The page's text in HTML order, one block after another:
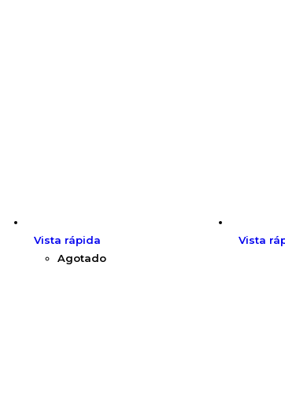
Vista rápida
Agotado
Vista